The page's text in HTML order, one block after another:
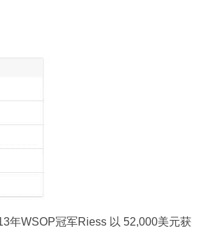
年WSOP冠军Riess 以 52,000美元获